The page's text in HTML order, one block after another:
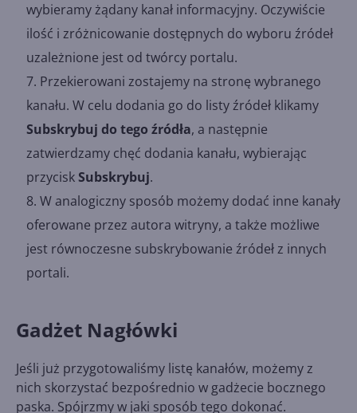
wybieramy żądany kanał informacyjny. Oczywiście
ilość i zróżnicowanie dostępnych do wyboru źródeł
uzależnione jest od twórcy portalu.
Przekierowani zostajemy na stronę wybranego
kanału. W celu dodania go do listy źródeł klikamy
Subskrybuj do tego źródła, a następnie
zatwierdzamy chęć dodania kanału, wybierając
przyciskSubskrybuj.
W analogiczny sposób możemy dodać inne kanały
oferowane przez autora witryny, a także możliwe
jest równoczesne subskrybowanie źródeł z innych
portali.
Gadżet Nagłówki
Jeśli już przygotowaliśmy listę kanałów, możemy z
nich skorzystać bezpośrednio w gadżecie bocznego
paska. Spójrzmy w jaki sposób tego dokonać.